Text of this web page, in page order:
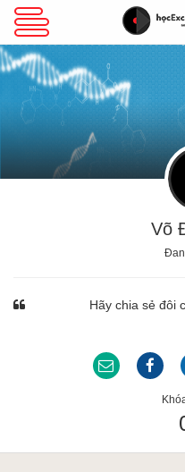
VBA Excel
Excel Cơ Bản
Excel Nâng Cao
Võ
Hãy chia sẻ đôi